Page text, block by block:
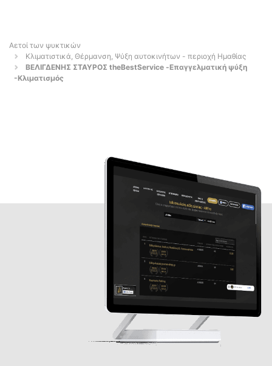
Αετοί των ψυκτικών
Κλιματιστικά, Θέρμανση, Ψύξη αυτοκινήτων - περιοχή Ημαθίας
ΒΕΛΙΓΔΕΝΗΣ ΣΤΑΥΡΟΣ theBestService -Επαγγελματική ψύξη
-Κλιματισμός